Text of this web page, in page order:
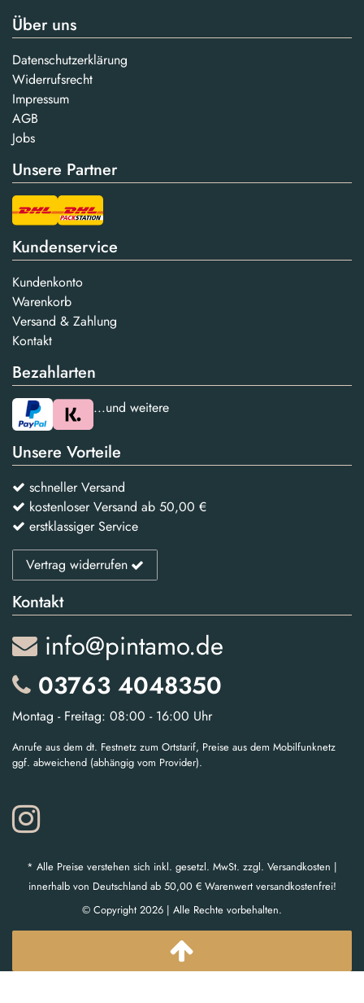
Über uns
Datenschutzerklärung
Widerrufsrecht
Impressum
AGB
Jobs
Unsere Partner
Kundenservice
Kundenkonto
Warenkorb
Versand & Zahlung
Kontakt
Bezahlarten
...und weitere
Unsere Vorteile
schneller Versand
kostenloser Versand ab 50,00 €
erstklassiger Service
Vertrag widerrufen
Kontakt
info@pintamo.de
03763 4048350
Montag - Freitag: 08:00 - 16:00 Uhr
Anrufe aus dem dt. Festnetz zum Ortstarif, Preise aus dem Mobilfunknetz
ggf. abweichend (abhängig vom Provider).
* Alle Preise verstehen sich inkl. gesetzl. MwSt. zzgl. Versandkosten |
innerhalb von Deutschland ab 50,00 € Warenwert versandkostenfrei!
© Copyright 2026 | Alle Rechte vorbehalten.